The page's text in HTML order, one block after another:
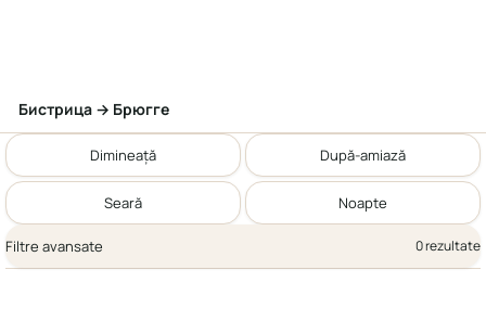
Бистрица → Брюгге
Dimineață După-amiază
Seară Noapte
Filtre avansate 0 rezultate